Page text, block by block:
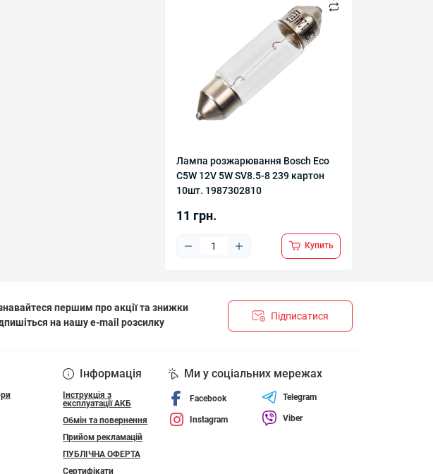
Лампа розжарювання Bosch Eco
C5W 12V 5W SV8.5-8 239 картон
10шт. 1987302810
11 грн.
Купить
першим про акції та знижки
на нашу e-mail розсилку
Підписатися
Інформація
Інструкція з
експлуатації АКБ
Обмін та повернення
Прийом рекламацій
ПУБЛІЧНА ОФЕРТА
Сертифікати
Ми у соціальних мережах
Facebook
Instagram
Telegram
Viber